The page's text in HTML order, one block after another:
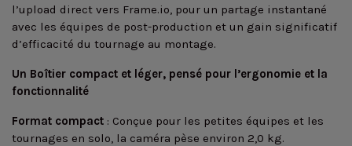
l’upload direct vers Frame.io, pour un partage instantané
avec les équipes de post-production et un gain significatif
d’efficacité du tournage au montage.
Un Boîtier compact et léger, pensé pour l’ergonomie et la
fonctionnalité
Format compact : Conçue pour les petites équipes et les
tournages en solo, la caméra pèse environ 2,0 kg.